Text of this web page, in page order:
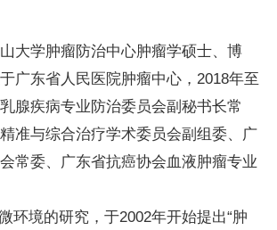
大学肿瘤防治中心肿瘤学硕士、博
广东省人民医院肿瘤中心，2018年至
腺疾病专业防治委员会副秘书长常
准与综合治疗学术委员会副组委、广
常委、广东省抗癌协会血液肿瘤专业
环境的研究，于2002年开始提出“肿